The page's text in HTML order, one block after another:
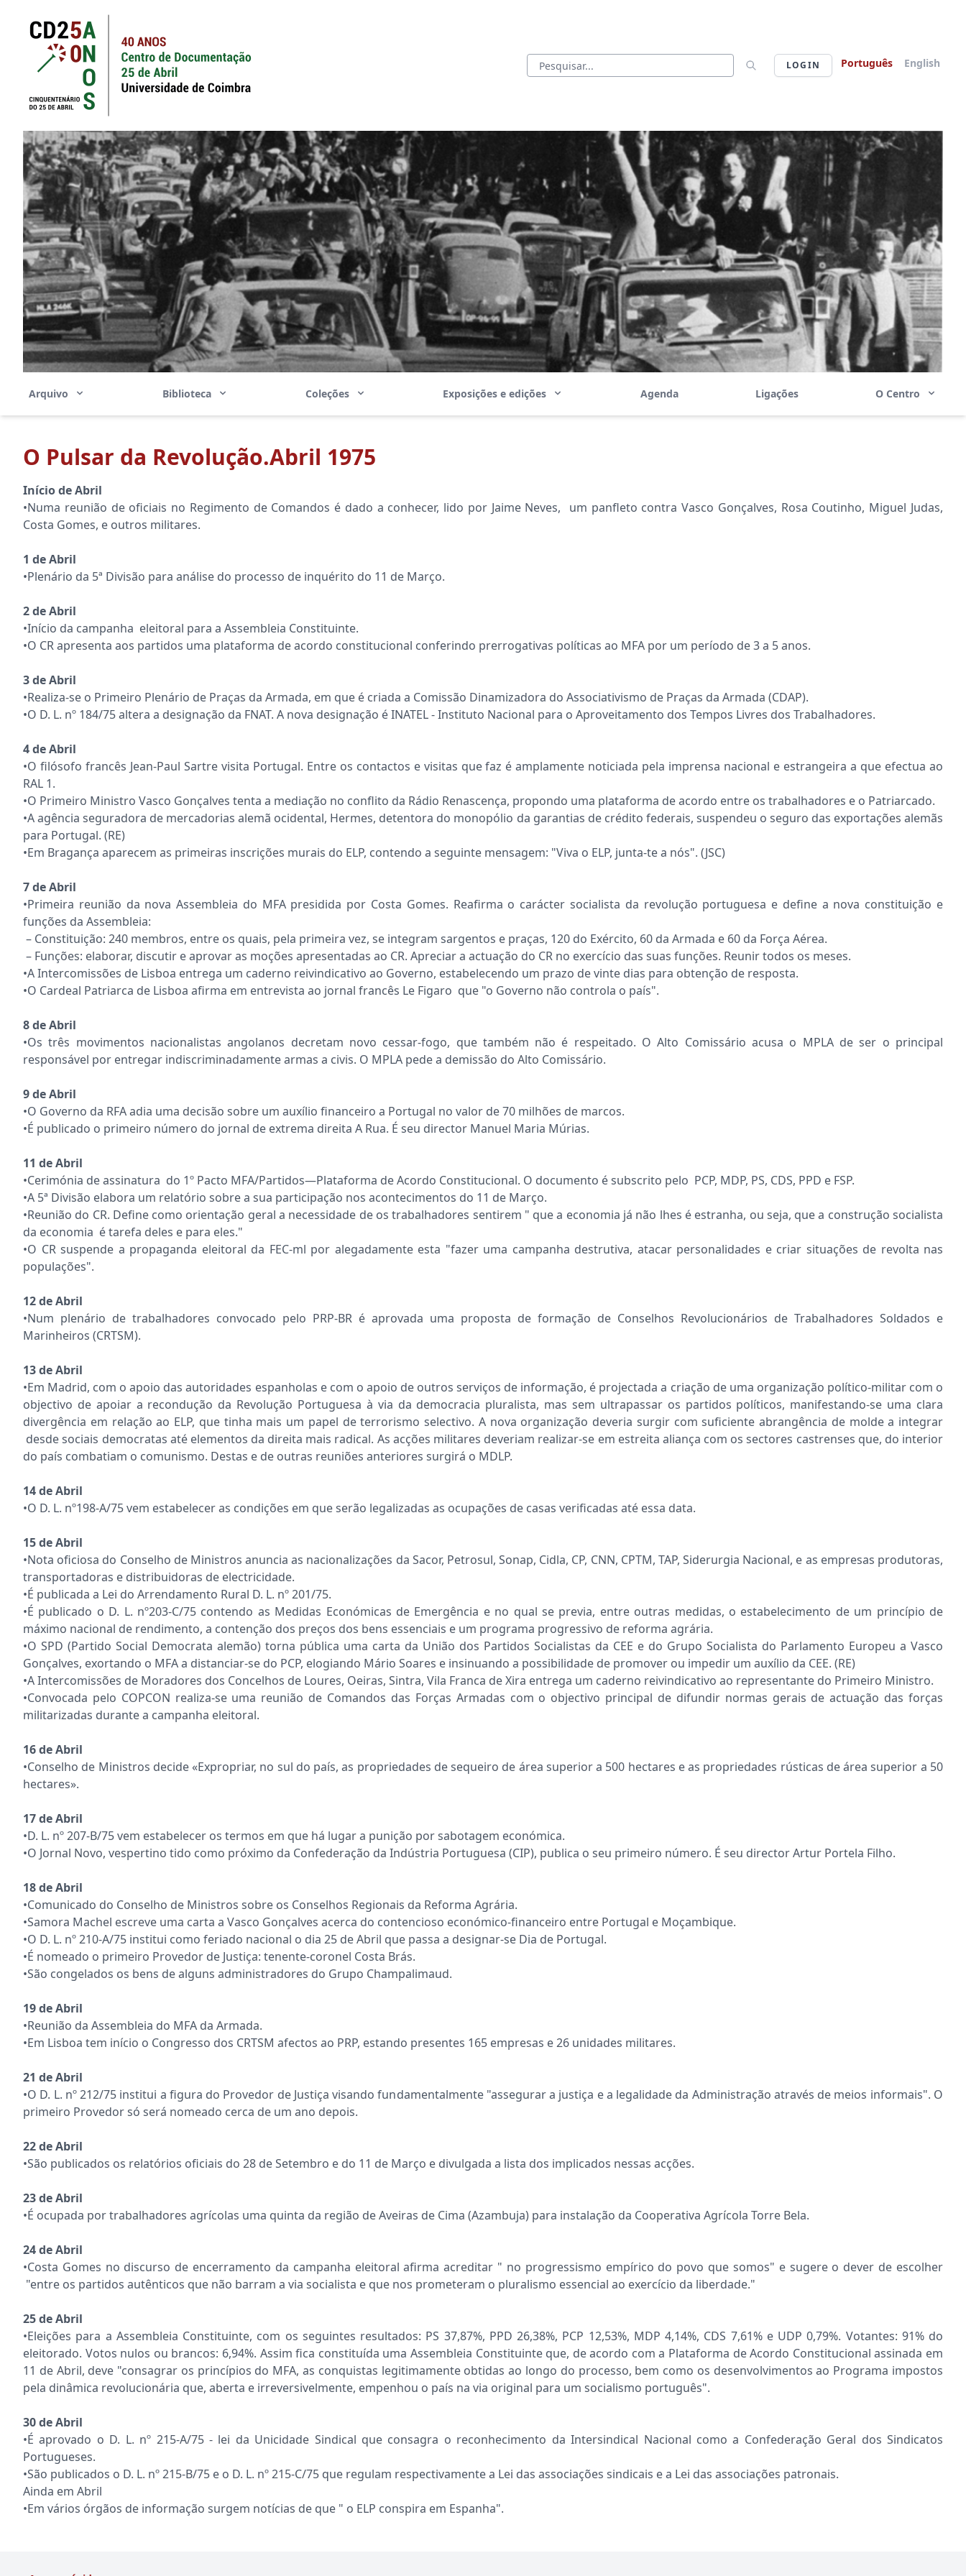
LOGIN Português English
Arquivo Biblioteca Coleções Exposições e edições Agenda Ligações O Centro
O Pulsar da Revolução.Abril 1975
Início de Abril
•Numa reunião de oficiais no Regimento de Comandos é dado a conhecer, lido por Jaime Neves, um panfleto contra Vasco Gonçalves, Rosa Coutinho, Miguel Judas,
Costa Gomes, e outros militares.
1 de Abril
•Plenário da 5ª Divisão para análise do processo de inquérito do 11 de Março.
2 de Abril
•Início da campanha eleitoral para a Assembleia Constituinte.
•O CR apresenta aos partidos uma plataforma de acordo constitucional conferindo prerrogativas políticas ao MFA por um período de 3 a 5 anos.
3 de Abril
•Realiza-se o Primeiro Plenário de Praças da Armada, em que é criada a Comissão Dinamizadora do Associativismo de Praças da Armada (CDAP).
•O D. L. nº 184/75 altera a designação da FNAT. A nova designação é INATEL - Instituto Nacional para o Aproveitamento dos Tempos Livres dos Trabalhadores.
4 de Abril
•O filósofo francês Jean-Paul Sartre visita Portugal. Entre os contactos e visitas que faz é amplamente noticiada pela imprensa nacional e estrangeira a que efectua ao
RAL 1.
•O Primeiro Ministro Vasco Gonçalves tenta a mediação no conflito da Rádio Renascença, propondo uma plataforma de acordo entre os trabalhadores e o Patriarcado.
•A agência seguradora de mercadorias alemã ocidental, Hermes, detentora do monopólio da garantias de crédito federais, suspendeu o seguro das exportações alemãs
para Portugal. (RE)
•Em Bragança aparecem as primeiras inscrições murais do ELP, contendo a seguinte mensagem: "Viva o ELP, junta-te a nós". (JSC)
7 de Abril
•Primeira reunião da nova Assembleia do MFA presidida por Costa Gomes. Reafirma o carácter socialista da revolução portuguesa e define a nova constituição e
funções da Assembleia:
– Constituição: 240 membros, entre os quais, pela primeira vez, se integram sargentos e praças, 120 do Exército, 60 da Armada e 60 da Força Aérea.
– Funções: elaborar, discutir e aprovar as moções apresentadas ao CR. Apreciar a actuação do CR no exercício das suas funções. Reunir todos os meses.
•A Intercomissões de Lisboa entrega um caderno reivindicativo ao Governo, estabelecendo um prazo de vinte dias para obtenção de resposta.
•O Cardeal Patriarca de Lisboa afirma em entrevista ao jornal francês Le Figaro que "o Governo não controla o país".
8 de Abril
•Os três movimentos nacionalistas angolanos decretam novo cessar-fogo, que também não é respeitado. O Alto Comissário acusa o MPLA de ser o principal
responsável por entregar indiscriminadamente armas a civis. O MPLA pede a demissão do Alto Comissário.
9 de Abril
•O Governo da RFA adia uma decisão sobre um auxílio financeiro a Portugal no valor de 70 milhões de marcos.
•É publicado o primeiro número do jornal de extrema direita A Rua. É seu director Manuel Maria Múrias.
11 de Abril
•Cerimónia de assinatura do 1º Pacto MFA/Partidos—Plataforma de Acordo Constitucional. O documento é subscrito pelo PCP, MDP, PS, CDS, PPD e FSP.
•A 5ª Divisão elabora um relatório sobre a sua participação nos acontecimentos do 11 de Março.
•Reunião do CR. Define como orientação geral a necessidade de os trabalhadores sentirem " que a economia já não lhes é estranha, ou seja, que a construção socialista
da economia é tarefa deles e para eles."
•O CR suspende a propaganda eleitoral da FEC-ml por alegadamente esta "fazer uma campanha destrutiva, atacar personalidades e criar situações de revolta nas
populações".
12 de Abril
•Num plenário de trabalhadores convocado pelo PRP-BR é aprovada uma proposta de formação de Conselhos Revolucionários de Trabalhadores Soldados e
Marinheiros (CRTSM).
13 de Abril
•Em Madrid, com o apoio das autoridades espanholas e com o apoio de outros serviços de informação, é projectada a criação de uma organização político-militar com o
objectivo de apoiar a recondução da Revolução Portuguesa à via da democracia pluralista, mas sem ultrapassar os partidos políticos, manifestando-se uma clara
divergência em relação ao ELP, que tinha mais um papel de terrorismo selectivo. A nova organização deveria surgir com suficiente abrangência de molde a integrar
desde sociais democratas até elementos da direita mais radical. As acções militares deveriam realizar-se em estreita aliança com os sectores castrenses que, do interior
do país combatiam o comunismo. Destas e de outras reuniões anteriores surgirá o MDLP.
14 de Abril
•O D. L. nº198-A/75 vem estabelecer as condições em que serão legalizadas as ocupações de casas verificadas até essa data.
15 de Abril
•Nota oficiosa do Conselho de Ministros anuncia as nacionalizações da Sacor, Petrosul, Sonap, Cidla, CP, CNN, CPTM, TAP, Siderurgia Nacional, e as empresas produtoras,
transportadoras e distribuidoras de electricidade.
•É publicada a Lei do Arrendamento Rural D. L. nº 201/75.
•É publicado o D. L. nº203-C/75 contendo as Medidas Económicas de Emergência e no qual se previa, entre outras medidas, o estabelecimento de um princípio de
máximo nacional de rendimento, a contenção dos preços dos bens essenciais e um programa progressivo de reforma agrária.
•O SPD (Partido Social Democrata alemão) torna pública uma carta da União dos Partidos Socialistas da CEE e do Grupo Socialista do Parlamento Europeu a Vasco
Gonçalves, exortando o MFA a distanciar-se do PCP, elogiando Mário Soares e insinuando a possibilidade de promover ou impedir um auxílio da CEE. (RE)
•A Intercomissões de Moradores dos Concelhos de Loures, Oeiras, Sintra, Vila Franca de Xira entrega um caderno reivindicativo ao representante do Primeiro Ministro.
•Convocada pelo COPCON realiza-se uma reunião de Comandos das Forças Armadas com o objectivo principal de difundir normas gerais de actuação das forças
militarizadas durante a campanha eleitoral.
16 de Abril
•Conselho de Ministros decide «Expropriar, no sul do país, as propriedades de sequeiro de área superior a 500 hectares e as propriedades rústicas de área superior a 50
hectares».
17 de Abril
•D. L. nº 207-B/75 vem estabelecer os termos em que há lugar a punição por sabotagem económica.
•O Jornal Novo, vespertino tido como próximo da Confederação da Indústria Portuguesa (CIP), publica o seu primeiro número. É seu director Artur Portela Filho.
18 de Abril
•Comunicado do Conselho de Ministros sobre os Conselhos Regionais da Reforma Agrária.
•Samora Machel escreve uma carta a Vasco Gonçalves acerca do contencioso económico-financeiro entre Portugal e Moçambique.
•O D. L. nº 210-A/75 institui como feriado nacional o dia 25 de Abril que passa a designar-se Dia de Portugal.
•É nomeado o primeiro Provedor de Justiça: tenente-coronel Costa Brás.
•São congelados os bens de alguns administradores do Grupo Champalimaud.
19 de Abril
•Reunião da Assembleia do MFA da Armada.
•Em Lisboa tem início o Congresso dos CRTSM afectos ao PRP, estando presentes 165 empresas e 26 unidades militares.
21 de Abril
•O D. L. nº 212/75 institui a figura do Provedor de Justiça visando fundamentalmente "assegurar a justiça e a legalidade da Administração através de meios informais". O
primeiro Provedor só será nomeado cerca de um ano depois.
22 de Abril
•São publicados os relatórios oficiais do 28 de Setembro e do 11 de Março e divulgada a lista dos implicados nessas acções.
23 de Abril
•É ocupada por trabalhadores agrícolas uma quinta da região de Aveiras de Cima (Azambuja) para instalação da Cooperativa Agrícola Torre Bela.
24 de Abril
•Costa Gomes no discurso de encerramento da campanha eleitoral afirma acreditar " no progressismo empírico do povo que somos" e sugere o dever de escolher
"entre os partidos autênticos que não barram a via socialista e que nos prometeram o pluralismo essencial ao exercício da liberdade."
25 de Abril
•Eleições para a Assembleia Constituinte, com os seguintes resultados: PS 37,87%, PPD 26,38%, PCP 12,53%, MDP 4,14%, CDS 7,61% e UDP 0,79%. Votantes: 91% do
eleitorado. Votos nulos ou brancos: 6,94%. Assim fica constituída uma Assembleia Constituinte que, de acordo com a Plataforma de Acordo Constitucional assinada em
11 de Abril, deve "consagrar os princípios do MFA, as conquistas legitimamente obtidas ao longo do processo, bem como os desenvolvimentos ao Programa impostos
pela dinâmica revolucionária que, aberta e irreversivelmente, empenhou o país na via original para um socialismo português".
30 de Abril
•É aprovado o D. L. nº 215-A/75 - lei da Unicidade Sindical que consagra o reconhecimento da Intersindical Nacional como a Confederação Geral dos Sindicatos
Portugueses.
•São publicados o D. L. nº 215-B/75 e o D. L. nº 215-C/75 que regulam respectivamente a Lei das associações sindicais e a Lei das associações patronais.
Ainda em Abril
•Em vários órgãos de informação surgem notícias de que " o ELP conspira em Espanha".